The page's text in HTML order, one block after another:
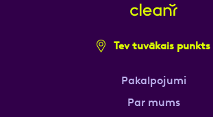
Tev tuvākais punkts
Pakalpojumi
Par mums